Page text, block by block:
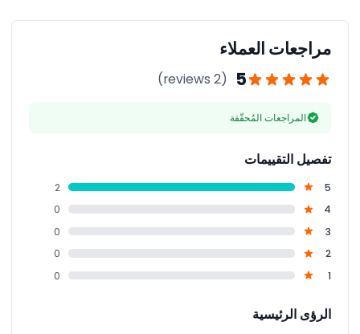
مراجعات العملاء
5
(2 reviews)
المراجعات المُحقّقة
تفصيل التقييمات
5
2
4
0
3
0
2
0
1
0
الرؤى الرئيسية